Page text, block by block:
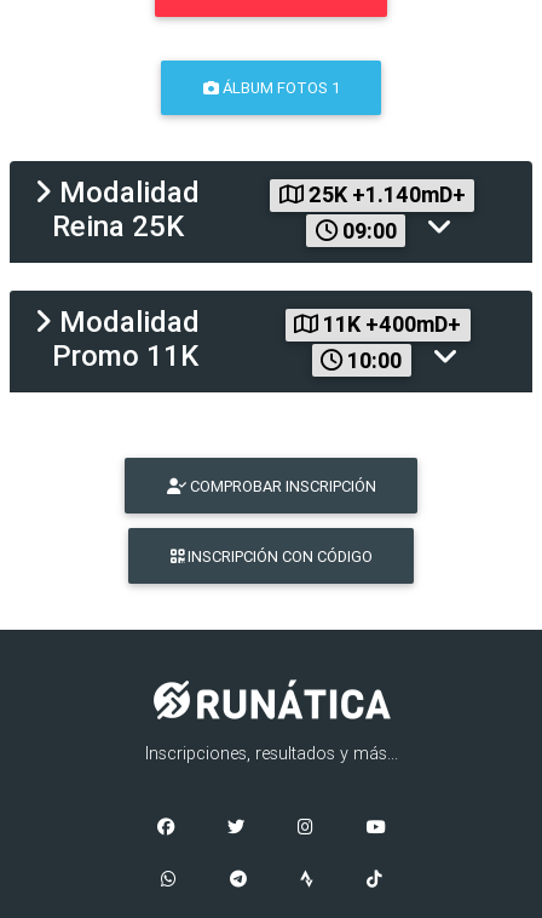
ÁLBUM FOTOS 1
Modalidad
Reina 25K
25K +1.140mD+
09:00
Modalidad
Promo 11K
11K +400mD+
10:00
COMPROBAR INSCRIPCIÓN
INSCRIPCIÓN CON CÓDIGO
Inscripciones, resultados y más...